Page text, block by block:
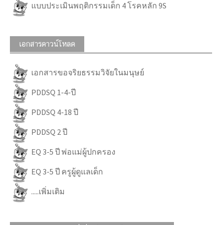
แบบประเมินพฤติกรรมเด็ก 4 โรคหลัก 9S
เอกสารดาวน์โหลด
เอกสารขอจริยธรรมวิจัยในมนุษย์
PDDSQ 1-4-ปี
PDDSQ 4-18 ปี
PDDSQ 2 ปี
EQ 3-5 ปี พ่อแม่ผู้ปกครอง
EQ 3-5 ปี ครูผู้ดูแลเด็ก
.....เพิ่มเติม